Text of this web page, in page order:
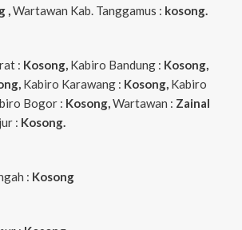
,Wartawan Kab. Tanggamus : kosong.
: Kosong,Kabiro Bandung : Kosong,
Kabiro Karawang : Kosong,Kabiro
Bogor : Kosong,Wartawan : Zainal
: Kosong.
: Kosong